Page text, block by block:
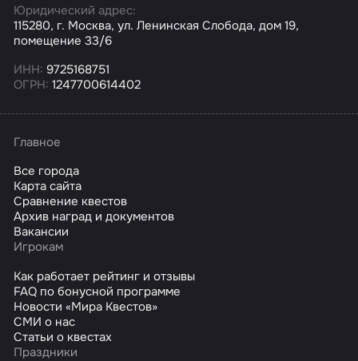
Юридический адрес:
115280, г. Москва, ул. Ленинская Слобода, дом 19,
помещение 33/6
ИНН: 9725168751
ОГРН: 1247700614402
Главное
Все города
Карта сайта
Сравнение квестов
Архив наград и документов
Вакансии
Игрокам
Как работает рейтинг и отзывы
FAQ по бонусной программе
Новости «Мира Квестов»
СМИ о нас
Статьи о квестах
Праздники